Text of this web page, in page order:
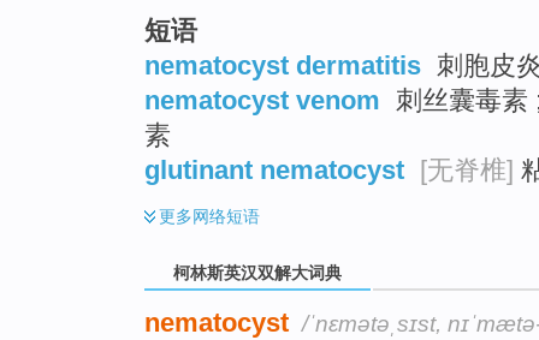
短语
nematocyst dermatitis 刺胞皮
nematocyst venom 刺丝囊毒素
素
glutinant nematocyst [无脊椎]
更多网络短语
柯林斯英汉双解大词典
nematocyst /ˈnɛmətəˌsɪst,